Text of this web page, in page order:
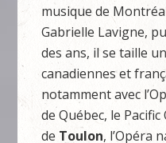
musique de
Gabrielle Lavigne,
des ans, il se taille
canadiennes et
notamment avec
de Québec, le
de Toulon, l’Opéra